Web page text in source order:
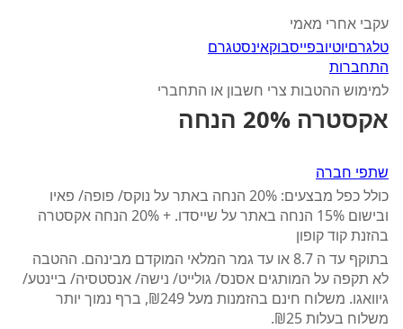
עקבי אחרי מאמי
טלגרםיוטיובפייסבוקאינסטגרם
התחברות
למימוש ההטבות צרי חשבון או התחברי
אקסטרה 20% הנחה
שתפי חברה
כולל כפל מבצעים: 20% הנחה באתר על נוקס/ פופה/ פאיו
ובישום 15% הנחה באתר על שייסדו. + 20% הנחה אקסטרה
בהזנת קוד קופון
בתוקף עד ה 8.7 או עד גמר המלאי המוקדם מבינהם. ההטבה
לא תקפה על המותגים אסנס/ גולייט/ נישה/ אנסטסיה/ ביינטע/
גיוואגו. משלוח חינם בהזמנות מעל ₪249, ברף נמוך יותר
משלוח בעלות ₪25.